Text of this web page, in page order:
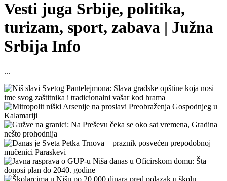
Vesti juga Srbije, politika,
turizam, sport, zabava | Južna
Srbija Info
...